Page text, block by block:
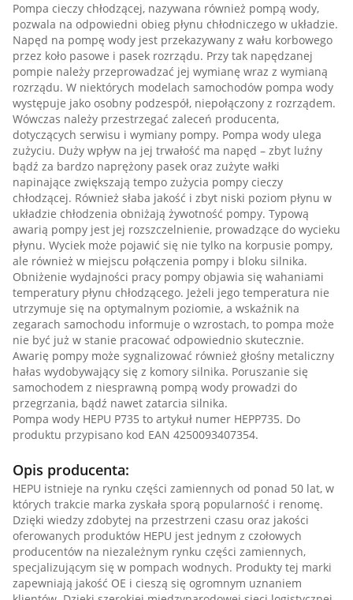
Pompa cieczy chłodzącej, nazywana również pompą wody,
pozwala na odpowiedni obieg płynu chłodniczego w układzie.
Napęd na pompę wody jest przekazywany z wału korbowego
przez koło pasowe i pasek rozrządu. Przy tak napędzanej
pompie należy przeprowadzać jej wymianę wraz z wymianą
rozrządu. W niektórych modelach samochodów pompa wody
występuje jako osobny podzespół, niepołączony z rozrządem.
Wówczas należy przestrzegać zaleceń producenta,
dotyczących serwisu i wymiany pompy. Pompa wody ulega
zużyciu. Duży wpływ na jej trwałość ma napęd – zbyt luźny
bądź za bardzo naprężony pasek oraz zużyte wałki
napinające zwiększają tempo zużycia pompy cieczy
chłodzącej. Również słaba jakość i zbyt niski poziom płynu w
układzie chłodzenia obniżają żywotność pompy. Typową
awarią pompy jest jej rozszczelnienie, prowadzące do wycieku
płynu. Wyciek może pojawić się nie tylko na korpusie pompy,
ale również w miejscu połączenia pompy i bloku silnika.
Obniżenie wydajności pracy pompy objawia się wahaniami
temperatury płynu chłodzącego. Jeżeli jego temperatura nie
utrzymuje się na optymalnym poziomie, a wskaźnik na
zegarach samochodu informuje o wzrostach, to pompa może
nie być już w stanie pracować odpowiednio skutecznie.
Awarię pompy może sygnalizować również głośny metaliczny
hałas wydobywający się z komory silnika. Poruszanie się
samochodem z niesprawną pompą wody prowadzi do
przegrzania, bądź nawet zatarcia silnika.
Pompa wody HEPU P735 to artykuł numer HEPP735. Do
produktu przypisano kod EAN 4250093407354.
Opis producenta:
HEPU istnieje na rynku części zamiennych od ponad 50 lat, w
których trakcie marka zyskała sporą popularność i renomę.
Dzięki wiedzy zdobytej na przestrzeni czasu oraz jakości
oferowanych produktów HEPU jest jednym z czołowych
producentów na niezależnym rynku części zamiennych,
specjalizującym się w pompach wodnych. Produkty tej marki
zapewniają jakość OE i cieszą się ogromnym uznaniem